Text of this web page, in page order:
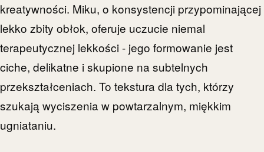
kreatywności. Miku, o konsystencji przypominającej
lekko zbity obłok, oferuje uczucie niemal
terapeutycznej lekkości - jego formowanie jest
ciche, delikatne i skupione na subtelnych
przekształceniach. To tekstura dla tych, którzy
szukają wyciszenia w powtarzalnym, miękkim
ugniataniu.